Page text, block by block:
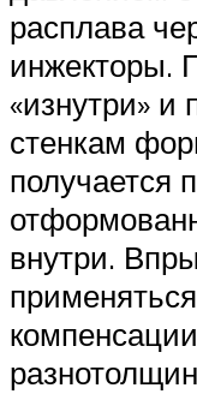
расплава
инжекторы.
«изнутри» и
стенкам
получается
внутри.